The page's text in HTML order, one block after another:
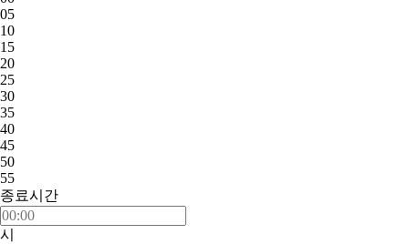
05
10
15
20
25
30
35
40
45
50
55
종료시간
시